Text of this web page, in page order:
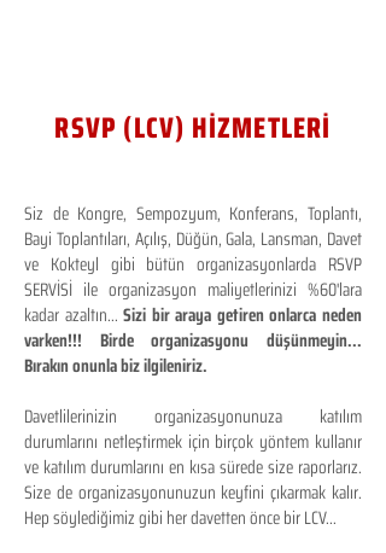
RSVP (LCV) HİZMETLERİ
Siz de Kongre, Sempozyum, Konferans, Toplantı,
Bayi Toplantıları, Açılış, Düğün, Gala, Lansman, Davet
ve Kokteyl gibi bütün organizasyonlarda RSVP
SERVİSİ ile organizasyon maliyetlerinizi %60'lara
kadar azaltın...Sizi bir araya getiren onlarca neden
varken!!! Birde organizasyonu düşünmeyin...
Bırakın onunla biz ilgileniriz.
Davetlilerinizin organizasyonunuza katılım
durumlarını netleştirmek için birçok yöntem kullanır
ve katılım durumlarını en kısa sürede size raporlarız.
Size de organizasyonunuzun keyfini çıkarmak kalır.
Hep söylediğimiz gibi her davetten önce bir LCV...